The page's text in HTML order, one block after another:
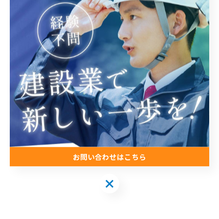
今日の天気は微妙です🥺🌟💦
このまま☔️降らないといいですね🥺
今日も一日、ご安全に！！！🌟😆😆
お問い合わせはこちら
お問い合わせはこちら